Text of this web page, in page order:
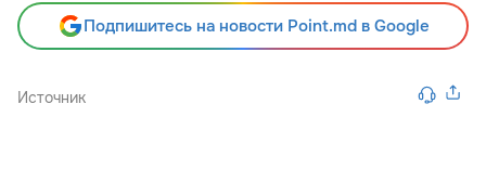
Подпишитесь на новости Point.md в Google
Источник